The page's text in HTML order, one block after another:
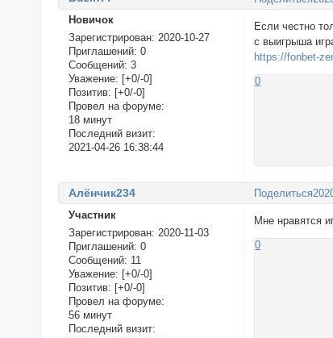
Новичок
Зарегистрирован: 2020-10-27
Приглашений: 0
Сообщений: 3
Уважение: [+0/-0]
Позитив: [+0/-0]
Провел на форуме:
18 минут
Последний визит:
2021-04-26 16:38:44
Если честно
с выигрыша
https://fonbet-
0
Поделиться
Алёнчик234
Участник
Зарегистрирован: 2020-11-03
Приглашений: 0
Сообщений: 11
Уважение: [+0/-0]
Позитив: [+0/-0]
Провел на форуме:
56 минут
Последний визит:
Мне нравятся
0